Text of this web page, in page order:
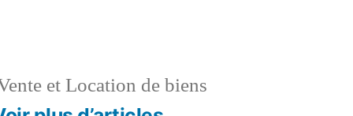
et Location de biens